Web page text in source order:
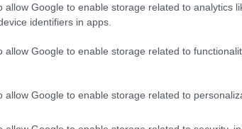
allow Google to enable storage related to analytics
identifiers in apps.
allow Google to enable storage related to
allow Google to enable storage related to